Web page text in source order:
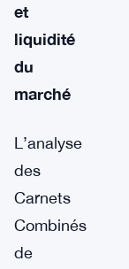
et
liquidité
du
marché
L’analyse
des
Carnets
Combinés
de